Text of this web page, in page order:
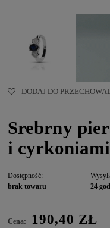
DODAJ DO
Srebrny
i cyrkoniami
Dostępność:
brak towaru
24
Cena: 190,40 ZŁ